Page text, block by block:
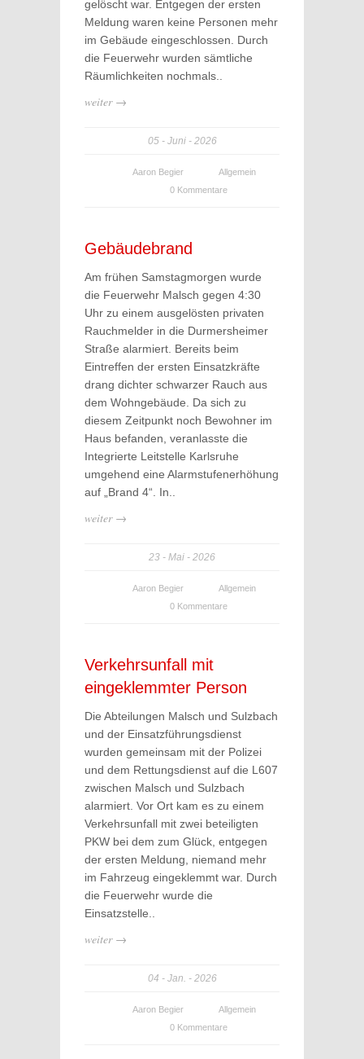
gelöscht war. Entgegen der ersten
Meldung waren keine Personen mehr
im Gebäude eingeschlossen. Durch
die Feuerwehr wurden sämtliche
Räumlichkeiten nochmals..
weiter →
05 Juni 2026
Aaron Begier
Allgemein
0 Kommentare
Gebäudebrand
Am frühen Samstagmorgen wurde
die Feuerwehr Malsch gegen 4:30
Uhr zu einem ausgelösten privaten
Rauchmelder in die Durmersheimer
Straße alarmiert. Bereits beim
Eintreffen der ersten Einsatzkräfte
drang dichter schwarzer Rauch aus
dem Wohngebäude. Da sich zu
diesem Zeitpunkt noch Bewohner im
Haus befanden, veranlasste die
Integrierte Leitstelle Karlsruhe
umgehend eine Alarmstufenerhöhung
auf „Brand 4“. In..
weiter →
23 Mai 2026
Aaron Begier
Allgemein
0 Kommentare
Verkehrsunfall mit
eingeklemmter Person
Die Abteilungen Malsch und Sulzbach
und der Einsatzführungsdienst
wurden gemeinsam mit der Polizei
und dem Rettungsdienst auf die L607
zwischen Malsch und Sulzbach
alarmiert. Vor Ort kam es zu einem
Verkehrsunfall mit zwei beteiligten
PKW bei dem zum Glück, entgegen
der ersten Meldung, niemand mehr
im Fahrzeug eingeklemmt war. Durch
die Feuerwehr wurde die
Einsatzstelle..
weiter →
04 Jan. 2026
Aaron Begier
Allgemein
0 Kommentare